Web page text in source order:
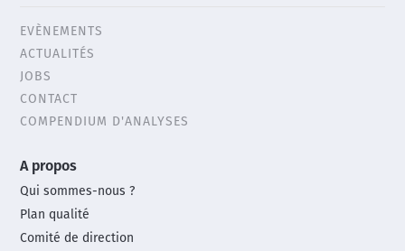
Header
menu
EVÈNEMENTS
ACTUALITÉS
JOBS
CONTACT
COMPENDIUM D'ANALYSES
footer
menu
A propos
Qui sommes-nous ?
Plan qualité
Comité de direction